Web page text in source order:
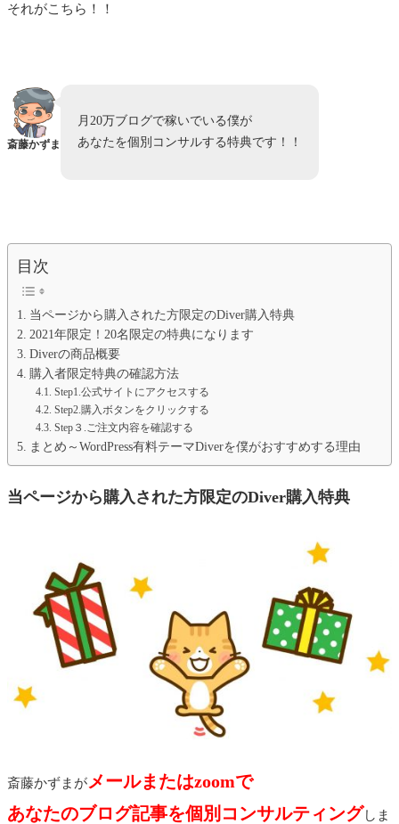
それがこちら！！
斎藤かずま
月20万ブログで稼いでいる僕が
あなたを個別コンサルする特典です！！
目次
当ページから購入された方限定のDiver購入特典
2021年限定！20名限定の特典になります
Diverの商品概要
購入者限定特典の確認方法
Step1.公式サイトにアクセスする
Step2.購入ボタンをクリックする
Step３.ご注文内容を確認する
まとめ～WordPress有料テーマDiverを僕がおすすめする理由
当ページから購入された方限定のDiver購入特典
斎藤かずまがメールまたはzoomで
あなたのブログ記事を個別コンサルティングしま